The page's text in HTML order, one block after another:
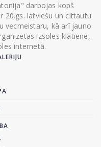
darbojas kopš
20.gs. latviešu un cittautu
vecmeistaru, kā arī jauno
izsoles klātienē,
internetā.